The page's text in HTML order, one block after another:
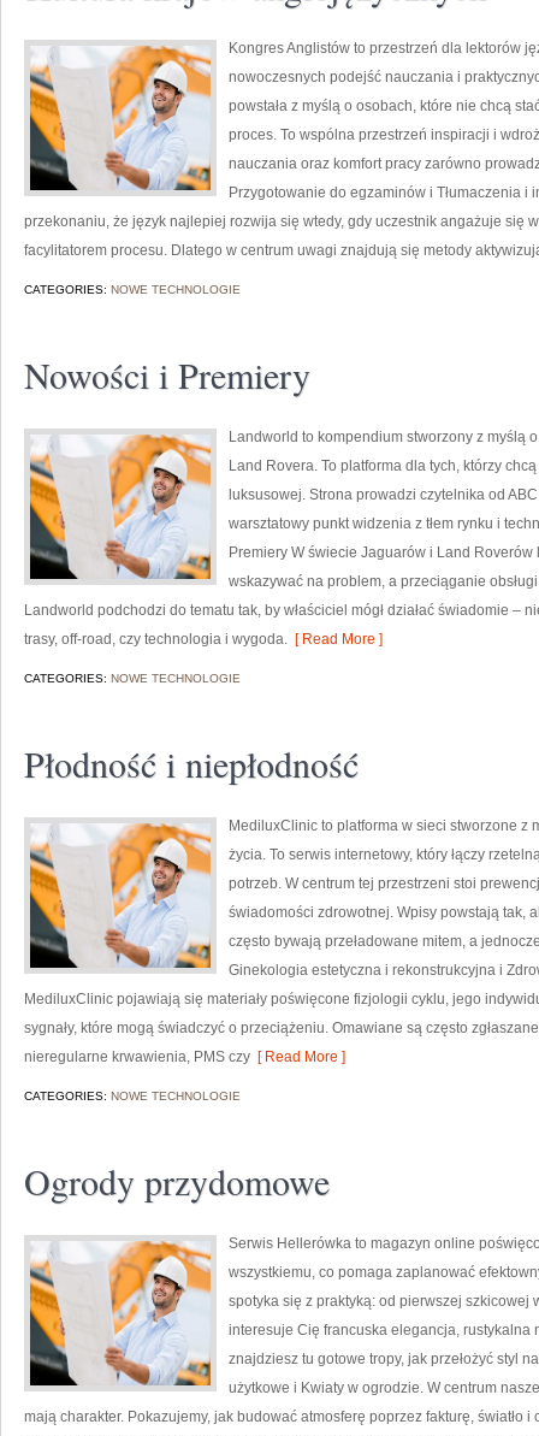
Kongres Anglistów to przestrzeń dla lektorów
nowoczesnych podejść nauczania i
powstała z myślą o osobach, które nie chcą
proces. To wspólna przestrzeń inspiracji i
nauczania oraz komfort pracy zarówno
Przygotowanie do egzaminów i Tłumaczenia i
przekonaniu, że język najlepiej rozwija się wtedy, gdy uczestnik angażuje się
facylitatorem procesu. Dlatego w centrum uwagi znajdują się metody
CATEGORIES: NOWE TECHNOLOGIE
Nowości i Premiery
Landworld to kompendium stworzony z myślą
Land Rovera. To platforma dla tych, którzy
luksusowej. Strona prowadzi czytelnika od
warsztatowy punkt widzenia z tłem rynku i
Premiery W świecie Jaguarów i Land
wskazywać na problem, a przeciąganie
Landworld podchodzi do tematu tak, by właściciel mógł działać świadomie –
trasy, off-road, czy technologia i wygoda. [ Read More ]
CATEGORIES: NOWE TECHNOLOGIE
Płodność i niepłodność
MediluxClinic to platforma w sieci stworzone z
życia. To serwis internetowy, który łączy
potrzeb. W centrum tej przestrzeni stoi
świadomości zdrowotnej. Wpisy powstają tak,
często bywają przeładowane mitem, a
Ginekologia estetyczna i rekonstrukcyjna i
MediluxClinic pojawiają się materiały poświęcone fizjologii cyklu, jego
sygnały, które mogą świadczyć o przeciążeniu. Omawiane są często
nieregularne krwawienia, PMS czy [ Read More ]
CATEGORIES: NOWE TECHNOLOGIE
Ogrody przydomowe
Serwis Hellerówka to magazyn online
wszystkiemu, co pomaga zaplanować
spotyka się z praktyką: od pierwszej
interesuje Cię francuska elegancja, rustykalna
znajdziesz tu gotowe tropy, jak przełożyć styl
użytkowe i Kwiaty w ogrodzie. W centrum
mają charakter. Pokazujemy, jak budować atmosferę poprzez fakturę, światło